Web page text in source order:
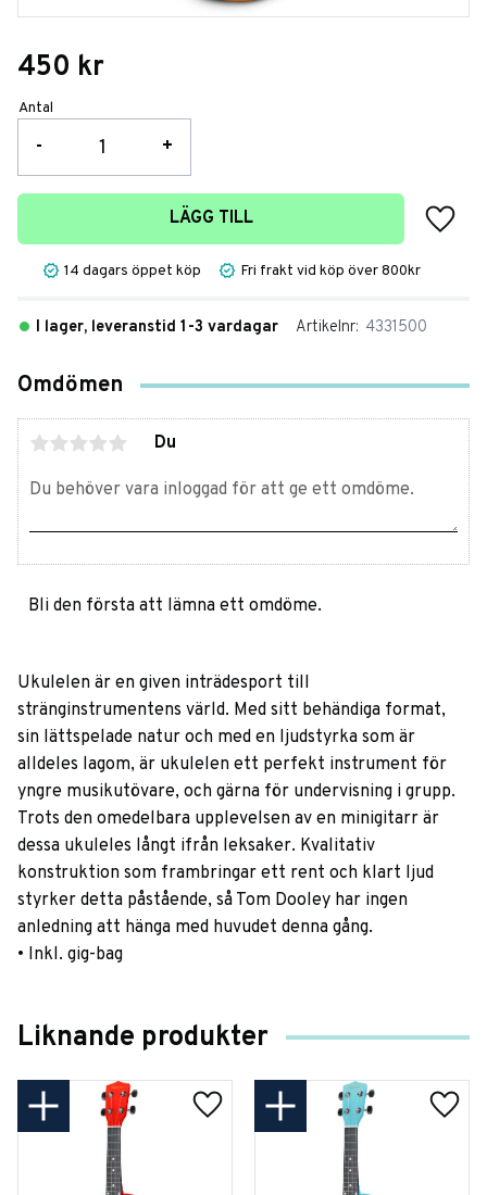
450 kr
Antal
+
-
LÄGG TILL
Lägg
14 dagars öppet köp Fri frakt vid köp över 800kr
I lager, leveranstid 1-3 vardagar Artikelnr 4331500
Omdömen
Du
Bli den första att lämna ett omdöme.
Ukulelen är en given inträdesport till
stränginstrumentens värld. Med sitt behändiga format,
sin lättspelade natur och med en ljudstyrka som är
alldeles lagom, är ukulelen ett perfekt instrument för
yngre musikutövare, och gärna för undervisning i grupp.
Trots den omedelbara upplevelsen av en minigitarr är
dessa ukuleles långt ifrån leksaker. Kvalitativ
konstruktion som frambringar ett rent och klart ljud
styrker detta påstående, så Tom Dooley har ingen
anledning att hänga med huvudet denna gång.
• Inkl. gig-bag
Liknande produkter